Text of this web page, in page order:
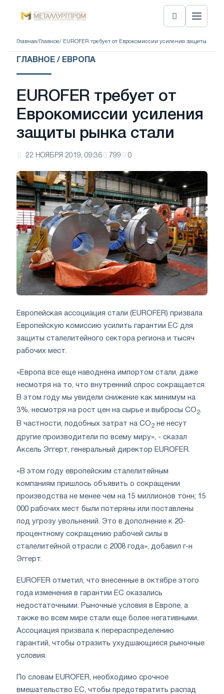
Главная/ Главное/ EUROFER требует от Еврокомиссии усиления защиты
ГЛАВНОЕ / ЕВРОПА
EUROFER требует от
Еврокомиссии усиления
защиты рынка стали
22 НОЯБРЯ 2019, 09:36 799 0
Европейская ассоциация стали (EUROFER) призвала
Европейскую комиссию усилить гарантии ЕС для
защиты сталелитейного сектора региона и тысяч
рабочих мест.
«Европа все еще наводнена импортом стали, даже
несмотря на то, что внутренний спрос сокращается.
В этом году мы увидели снижение как минимум на
3%, несмотря на рост цен на сырье и выбросы CO2
В частности, подобных затрат на CO2 не несут
другие производители по всему миру», - сказал
Аксель Эггерт, генеральный директор EUROFER.
«В этом году европейским сталелитейным
компаниям пришлось объявить о сокращении
производства не менее чем на 15 миллионов тонн; 15
000 рабочих мест были потеряны или поставлены
под угрозу увольнений. Это в дополнение к 20-
процентному сокращению рабочей силы в
сталелитейной отрасли с 2008 года», добавил г-н
Эггерт.
EUROFER отметил, что внесенные в октябре этого
года изменения в гарантии ЕС оказались
недостаточными. Рыночные условия в Европе, а
также во всем мире стали еще более негативными.
Ассоциация призвала к перераспределению
гарантий, чтобы отразить ухудшающиеся рыночные
условия.
По словам EUROFER, необходимо срочное
вмешательство ЕС, чтобы предотвратить распад